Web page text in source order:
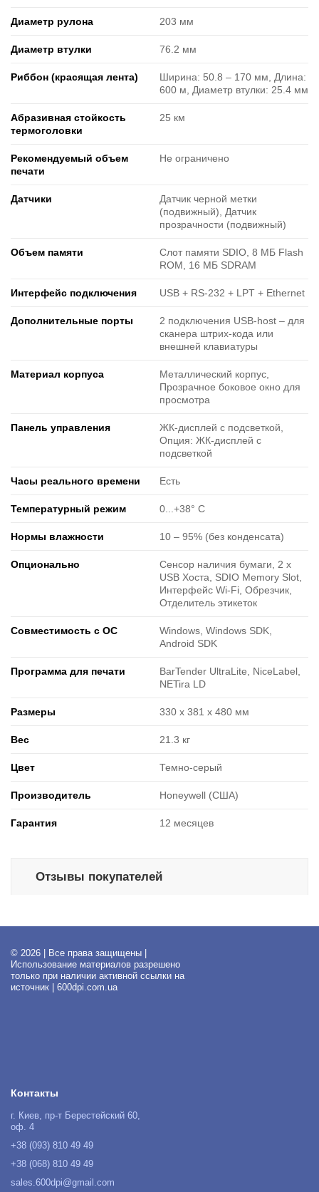
Диаметр рулона 203 мм
Диаметр втулки 76.2 мм
Риббон (красящая лента)
Ширина: 50.8 ‒ 170 мм, Длина:
600 м, Диаметр втулки: 25.4 мм
Абразивная стойкость
термоголовки
25 км
Рекомендуемый объем
печати
Не ограничено
Датчики
Датчик черной метки
(подвижный), Датчик
прозрачности (подвижный)
Объем памяти
Слот памяти SDIO, 8 МБ Flash
ROM, 16 МБ SDRAM
Интерфейс подключения USB + RS-232 + LPT + Ethernet
Дополнительные порты
2 подключения USB-host ‒ для
сканера штрих-кода или
внешней клавиатуры
Материал корпуса
Металлический корпус,
Прозрачное боковое окно для
просмотра
Панель управления
ЖК-дисплей с подсветкой,
Опция: ЖК-дисплей с
подсветкой
Часы реального времени Есть
Температурный режим 0...+38° C
Нормы влажности 10 ‒ 95% (без конденсата)
Опционально
Сенсор наличия бумаги, 2 х
USB Хоста, SDIO Memory Slot,
Интерфейс Wi-Fi, Обрезчик,
Отделитель этикеток
Совместимость с ОС
Windows, Windows SDK,
Android SDK
Программа для печати
BarTender UltraLite, NiceLabel,
NETira LD
Размеры 330 x 381 x 480 мм
Вес 21.3 кг
Цвет Темно-серый
Производитель Honeywell (США)
Гарантия 12 месяцев
Отзывы покупателей
© 2026 | Все права защищены |
Использование материалов разрешено
только при наличии активной ссылки на
источник | 600dpi.com.ua
Контакты
г. Киев, пр-т Берестейский 60,
оф. 4
+38 (093) 810 49 49
+38 (068) 810 49 49
sales.600dpi@gmail.com